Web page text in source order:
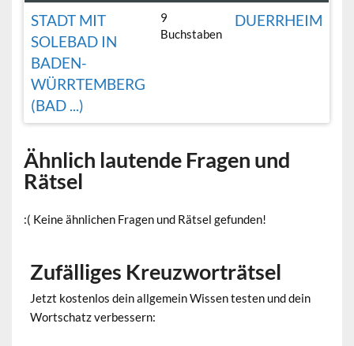
STADT MIT
SOLEBAD IN
BADEN-
WÜRRTEMBERG
(BAD ...)
9
Buchstaben
DUERRHEIM
Ähnlich lautende Fragen und
Rätsel
:( Keine ähnlichen Fragen und Rätsel gefunden!
Zufälliges Kreuzworträtsel
Jetzt kostenlos dein allgemein Wissen testen und dein
Wortschatz verbessern: